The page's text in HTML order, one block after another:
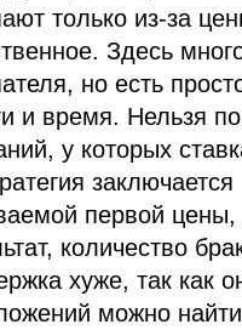
только из-за
Здесь
но есть
и время. Нельзя
у которых
первой
количество
хуже, так как
можно